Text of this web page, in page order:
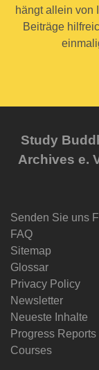
hängt allein von
Beiträge
Study
Archives e.
Senden Sie uns
FAQ
Sitemap
Glossar
Privacy Policy
Newsletter
Neueste Inhalte
Progress Reports
Courses